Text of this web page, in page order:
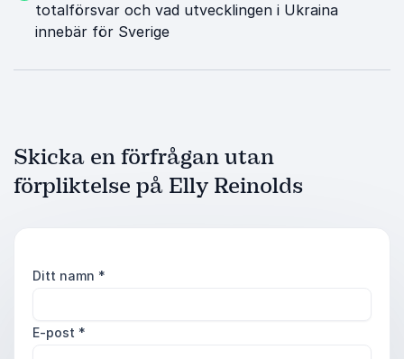
totalförsvar och vad utvecklingen i Ukraina
innebär för Sverige
Skicka en förfrågan utan
förpliktelse på Elly Reinolds
Ditt namn *
E-post *